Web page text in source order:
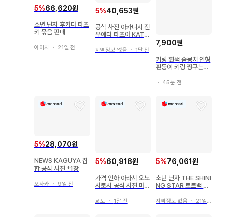
5%66,620원
소년 닌자 후카다 타츠
키 묶음 판매
아이치 ・ 21일 전
5%40,653원
공식 사진 아카니시 진
우에다 타츠야 KAT-
지역정보 없음 ・ 1달 전
7,900원
키링 흰색 솜뭉치 인형
흰둥이 키링 짱구는못
・ 45분 전
5%28,070원
NEWS KAGUYA 집
합 공식 사진 *1장
오사카 ・ 9일 전
5%60,918원
가격 인하 아라시 오노
사토시 공식 사진 마왕
무코에 pv
교토 ・ 1달 전
5%76,061원
소년 닌자 THE SHINI
NG STAR 토트백 파
지역정보 없음 ・ 21일 전